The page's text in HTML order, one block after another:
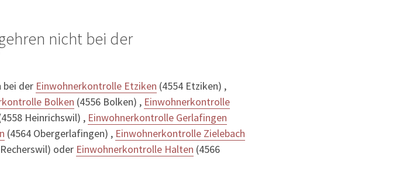
nicht bei der
bei der Einwohnerkontrolle Etziken (4554 Etziken) ,
Bolken (4556 Bolken) , Einwohnerkontrolle
Heinrichswil) , Einwohnerkontrolle Gerlafingen
(4564 Obergerlafingen) , Einwohnerkontrolle Zielebach
oder Einwohnerkontrolle Halten (4566